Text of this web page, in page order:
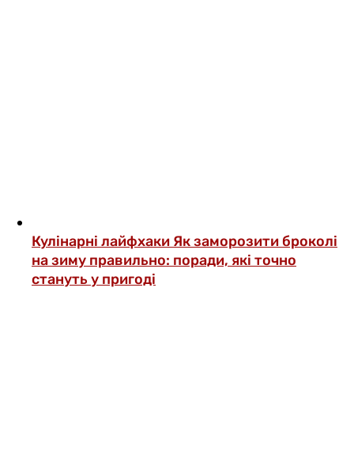
Кулінарні лайфхаки Як заморозити броколі
на зиму правильно: поради, які точно
стануть у пригоді